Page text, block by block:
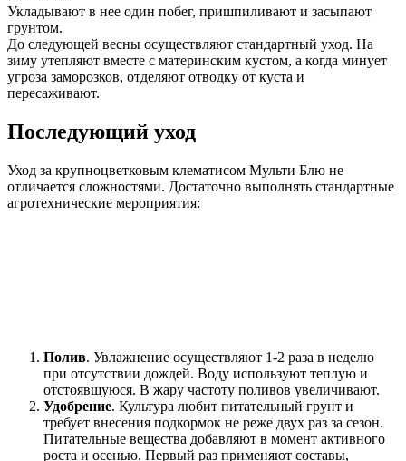
Укладывают в нее один побег, пришпиливают и засыпают
грунтом.
До следующей весны осуществляют стандартный уход. На
зиму утепляют вместе с материнским кустом, а когда минует
угроза заморозков, отделяют отводку от куста и
пересаживают.
Последующий уход
Уход за крупноцветковым клематисом Мульти Блю не
отличается сложностями. Достаточно выполнять стандартные
агротехнические мероприятия:
Полив. Увлажнение осуществляют 1-2 раза в неделю
при отсутствии дождей. Воду используют теплую и
отстоявшуюся. В жару частоту поливов увеличивают.
Удобрение. Культура любит питательный грунт и
требует внесения подкормок не реже двух раз за сезон.
Питательные вещества добавляют в момент активного
роста и осенью. Первый раз применяют составы,